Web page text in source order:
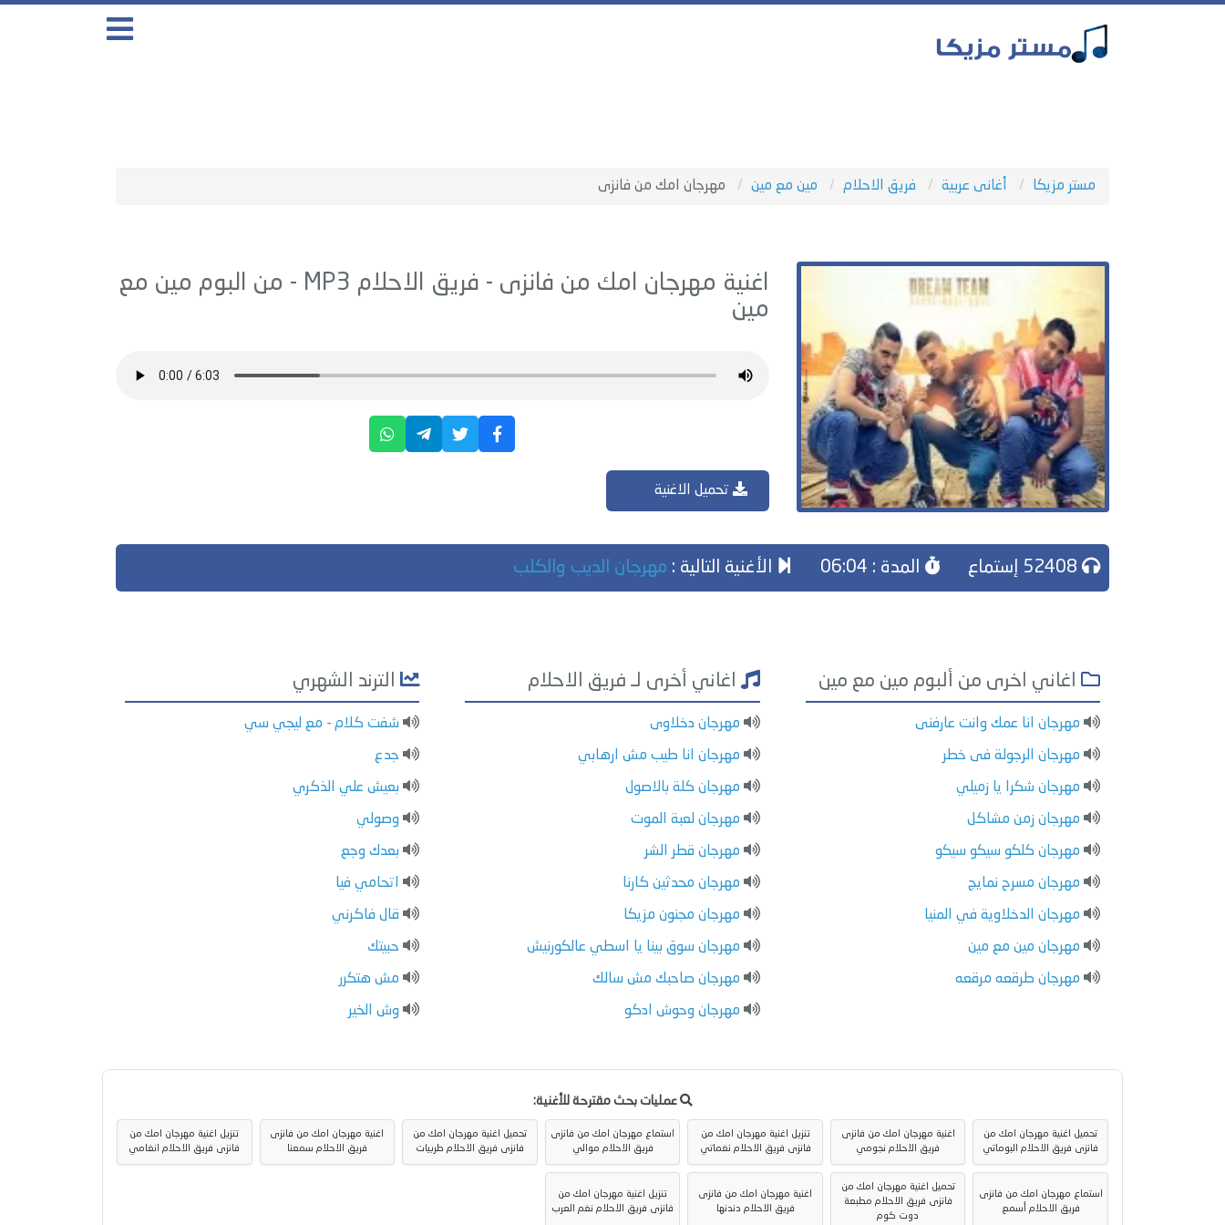
مستر مزيكا أغانى عربية فريق الاحلام مين مع مين مهرجان امك من فانزى
اغنية مهرجان امك من فانزى - فريق الاحلام
مين مع
مين
تحميل الاغنية
المدة : 06:04 الأغنية التالية : مهرجان الديب والكلب
اغاني اخرى من ألبوم مين مع مين
مهرجان انا عمك وانت عارفنى
مهرجان الرجولة فى خطر
مهرجان شكرا يا زميلي
مهرجان زمن مشاكل
مهرجان كلكو سيكو سيكو
مهرجان مسرح نمايج
مهرجان الدخلاوية في المنيا
مهرجان مين مع مين
مهرجان طرقعه مرقعه
اغاني أخرى لـ فريق الاحلام
مهرجان دخلاوى
مهرجان انا طيب مش ارهابي
مهرجان كلة بالاصول
مهرجان لعبة الموت
مهرجان قطر الشر
مهرجان محدثين كارنا
مهرجان مجنون مزيكا
مهرجان سوق بينا يا اسطي عالكورنيش
مهرجان صاحبك مش سالك
مهرجان وحوش ادكو
الترند الشهري
شفت كلام - مع ليجي سي
جدع
بعيش علي الذكري
وصولي
بعدك وجع
اتحامي فيا
قال فاكرني
حبيتك
مش هتكرر
وش الخير
عمليات بحث مقترحة للأغنية:
تحميل اغنية مهرجان امك من
فانزى فريق الاحلام البوماتي
اغنية مهرجان امك من فانزى
فريق الاحلام نجومي
تنزيل اغنية مهرجان امك من
فانزى فريق الاحلام نغماتي
استماع مهرجان امك من فانزى
فريق الاحلام موالي
تحميل اغنية مهرجان امك من
فانزى فريق الاحلام طربيات
اغنية مهرجان امك من فانزى
فريق الاحلام سمعنا
تنزيل اغنية مهرجان امك من
فانزى فريق الاحلام انغامي
استماع مهرجان امك من فانزى
فريق الاحلام أسمع
تحميل اغنية مهرجان امك من
فانزى فريق الاحلام مطبعة
دوت كوم
اغنية مهرجان امك من فانزى
فريق الاحلام دندنها
تنزيل اغنية مهرجان امك من
فانزى فريق الاحلام نغم العرب